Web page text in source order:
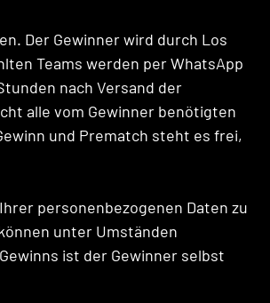
Der Gewinner wird durch Los
Teams werden per WhatsApp
nach Versand der
alle vom Gewinner benötigten
und Prematch steht es frei,
personenbezogenen Daten zu
unter Umständen
ist der Gewinner selbst